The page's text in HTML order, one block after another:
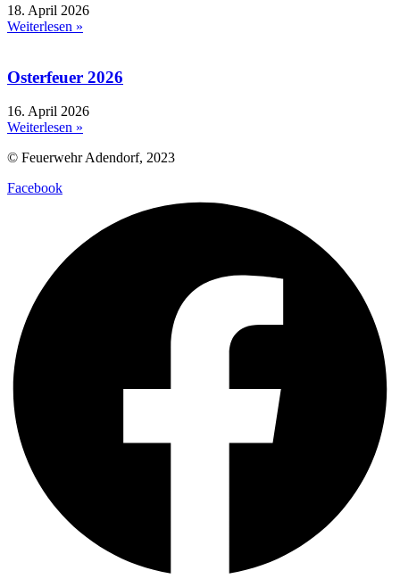
18. April 2026
Weiterlesen »
Osterfeuer 2026
16. April 2026
Weiterlesen »
© Feuerwehr Adendorf, 2023
Facebook